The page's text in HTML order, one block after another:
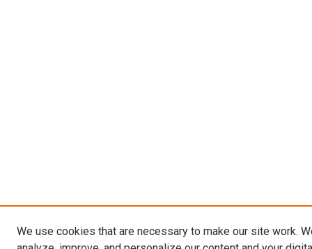
We use cookies that are necessary to make our site work.